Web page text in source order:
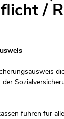
/
der
führen für
Objekte